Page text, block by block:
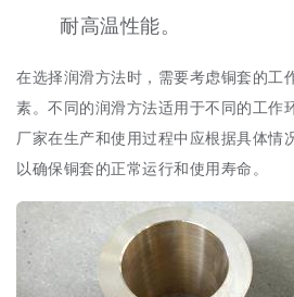
耐高温性能。
在选择润滑方法时，需要考虑铜套的工
素。不同的润滑方法适用于不同的工作
厂家在生产和使用过程中应根据具体情
以确保铜套的正常运行和使用寿命。